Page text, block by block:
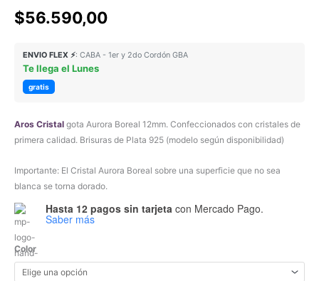
$56.590,00
ENVIO FLEX ⚡: CABA - 1er y 2do Cordón GBA
Te llega el Lunes
gratis
Aros Cristal gota Aurora Boreal 12mm. Confeccionados con cristales de
primera calidad. Brisuras de Plata 925 (modelo según disponibilidad)
Importante: El Cristal Aurora Boreal sobre una superficie que no sea
blanca se torna dorado.
Hasta 12 pagos sin tarjeta con Mercado Pago.
Saber más
Color